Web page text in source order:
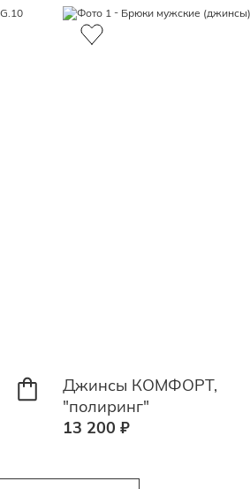
Джинсы КОМФОРТ,
"полиринг"
13 200 ₽